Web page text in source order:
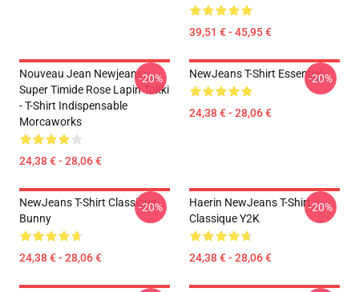
39,51 € - 45,95 €
Nouveau Jean Newjeans
Super Timide Rose Lapin Tokki
- T-Shirt Indispensable
Morcaworks
24,38 € - 28,06 €
-20% NewJeans T-Shirt Essentiel
24,38 € - 28,06 €
-20%
NewJeans T-Shirt Classique
Bunny
24,38 € - 28,06 €
-20%
Haerin NewJeans T-Shirt
Classique Y2K
24,38 € - 28,06 €
-20%